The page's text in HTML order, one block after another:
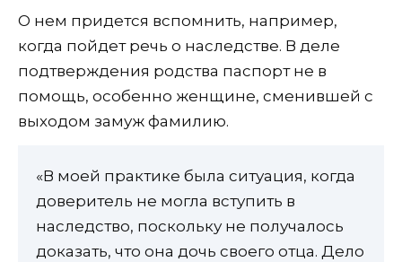
О нем придется вспомнить, например,
когда пойдет речь о наследстве. В деле
подтверждения родства паспорт не в
помощь, особенно женщине, сменившей с
выходом замуж фамилию.
«В моей практике была ситуация, когда
доверитель не могла вступить в
наследство, поскольку не получалось
доказать, что она дочь своего отца. Дело